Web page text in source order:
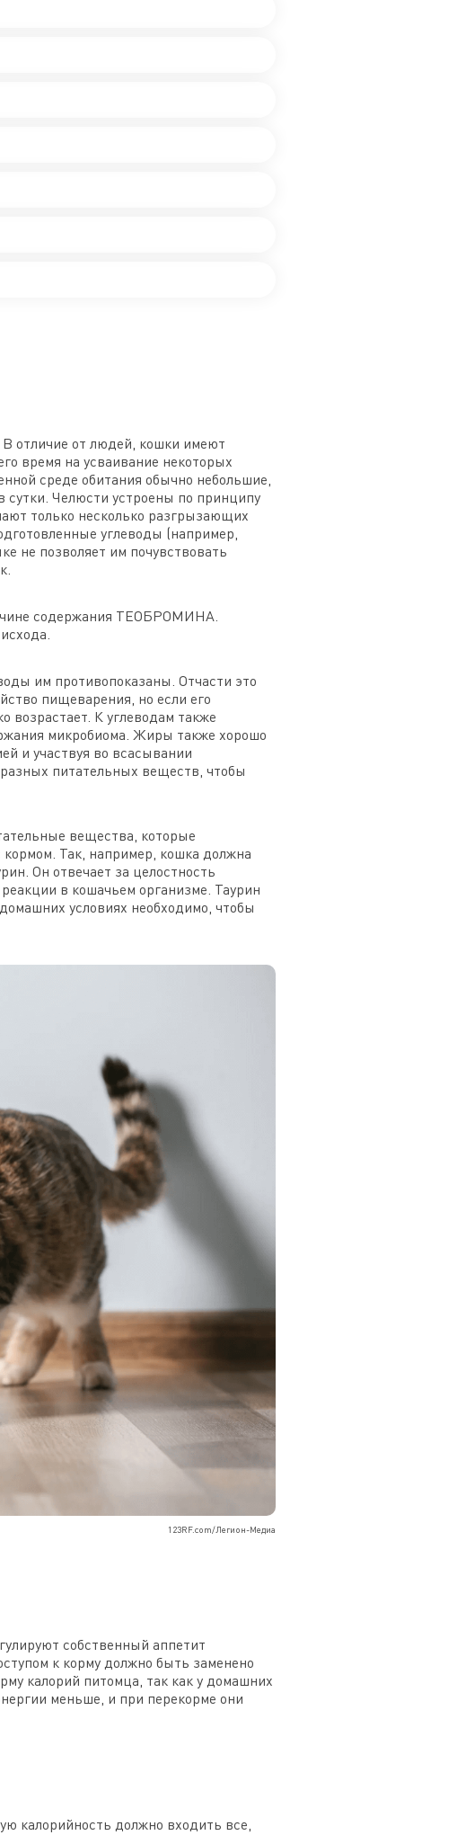
отличие от людей, кошки имеют
время на усваивание некоторых
среде обитания обычно небольшие,
Челюсти устроены по принципу
только несколько разгрызающих
углеводы (например,
не позволяет им почувствовать
содержания ТЕОБРОМИНА.
им противопоказаны. Отчасти это
пищеварения, но если его
возрастает. К углеводам также
микробиома. Жиры также хорошо
и участвуя во всасывании
питательных веществ, чтобы
вещества, которые
Так, например, кошка должна
Он отвечает за целостность
в кошачьем организме. Таурин
условиях необходимо, чтобы
123RF.com/Легион-Медиа
собственный аппетит
к корму должно быть заменено
калорий питомца, так как у домашних
меньше, и при перекорме они
калорийность должно входить все,